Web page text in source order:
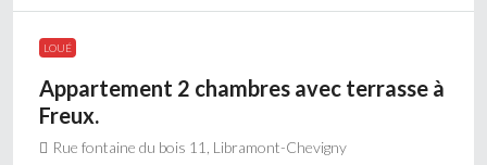
LOUÉ
Appartement 2 chambres avec terrasse à
Freux.
Rue fontaine du bois 11, Libramont-Chevigny